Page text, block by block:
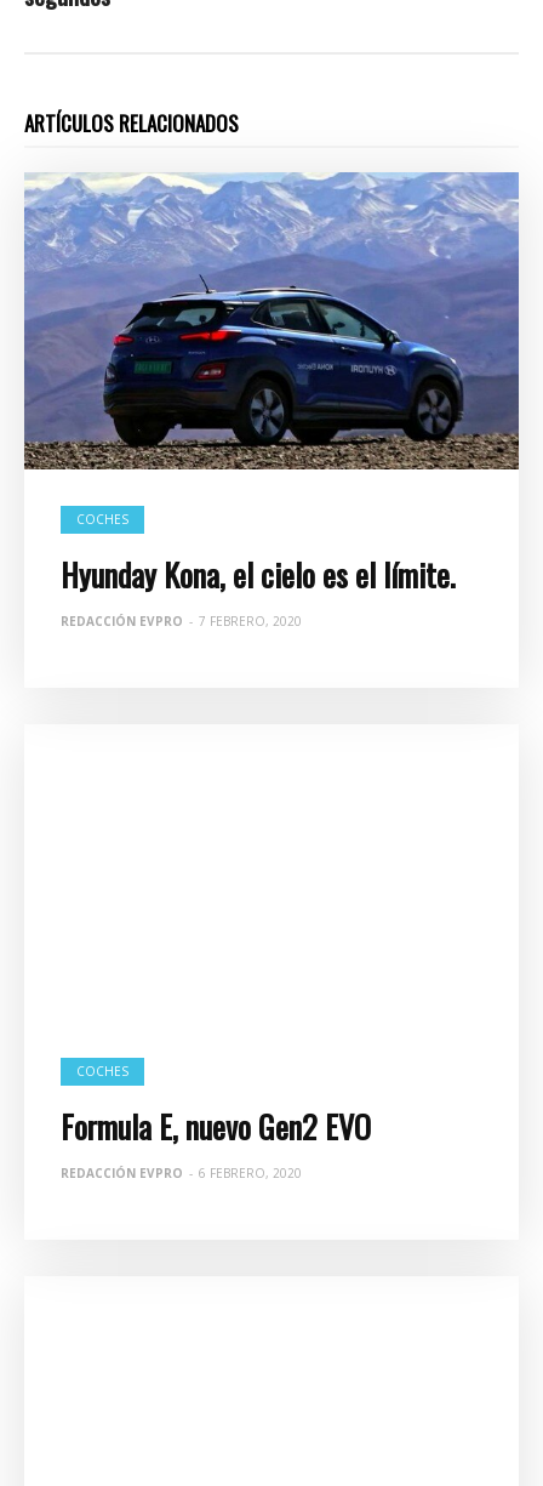
ARTÍCULOS RELACIONADOS
COCHES
Hyunday Kona, el cielo es el límite.
REDACCIÓN EVPRO - 7 FEBRERO, 2020
COCHES
Formula E, nuevo Gen2 EVO
REDACCIÓN EVPRO - 6 FEBRERO, 2020